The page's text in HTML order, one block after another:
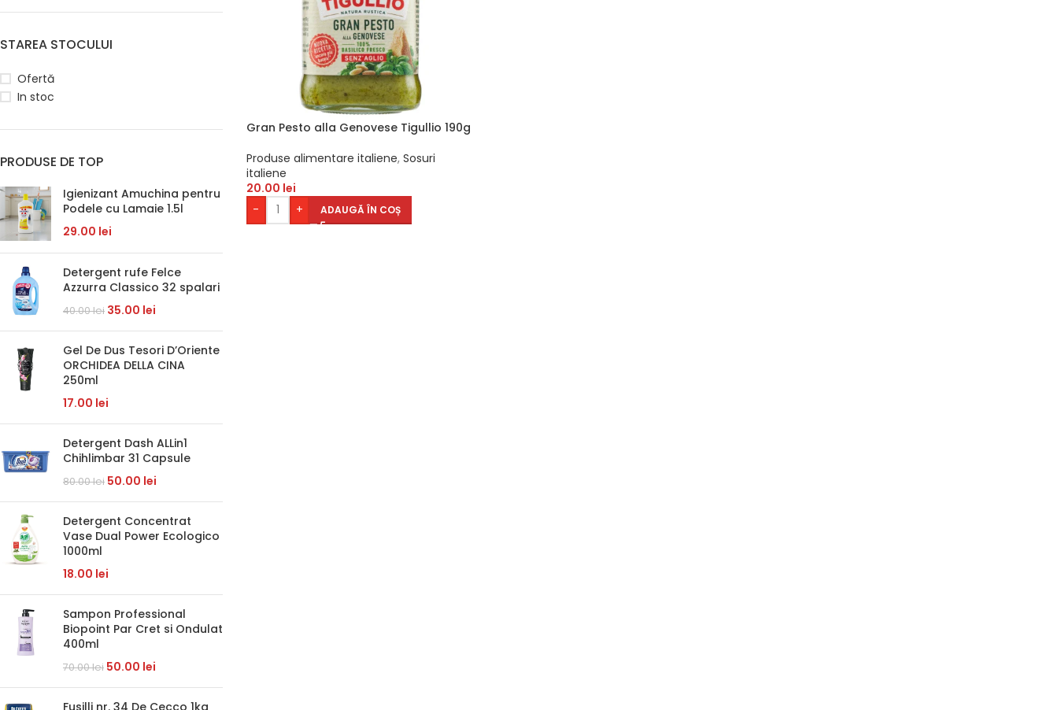
STAREA STOCULUI
Ofertă
In stoc
PRODUSE DE TOP
Igienizant Amuchina pentru
Podele cu Lamaie 1.5l
29.00 lei
Detergent rufe Felce
Azzurra Classico 32 spalari
40.00lei 35.00 lei
Gel De Dus Tesori D’Oriente
ORCHIDEA DELLA CINA
250ml
17.00 lei
Detergent Dash ALLin1
Chihlimbar 31 Capsule
80.00lei 50.00 lei
Detergent Concentrat
Vase Dual Power Ecologico
1000ml
18.00 lei
Sampon Professional
Biopoint Par Cret si Ondulat
400ml
70.00lei 50.00 lei
Gran Pesto alla Genovese Tigullio 190g
Produse alimentare italiene, Sosuri
italiene
20.00 lei
-
+ ADAUGĂ ÎN COȘ